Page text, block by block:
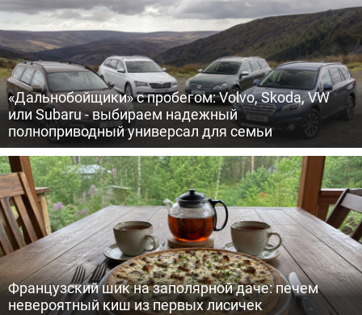
«Дальнобойщики» с пробегом: Volvo, Skoda, VW
или Subaru - выбираем надежный
полноприводный универсал для семьи
Французский шик на заполярной даче: печем
невероятный киш из первых лисичек